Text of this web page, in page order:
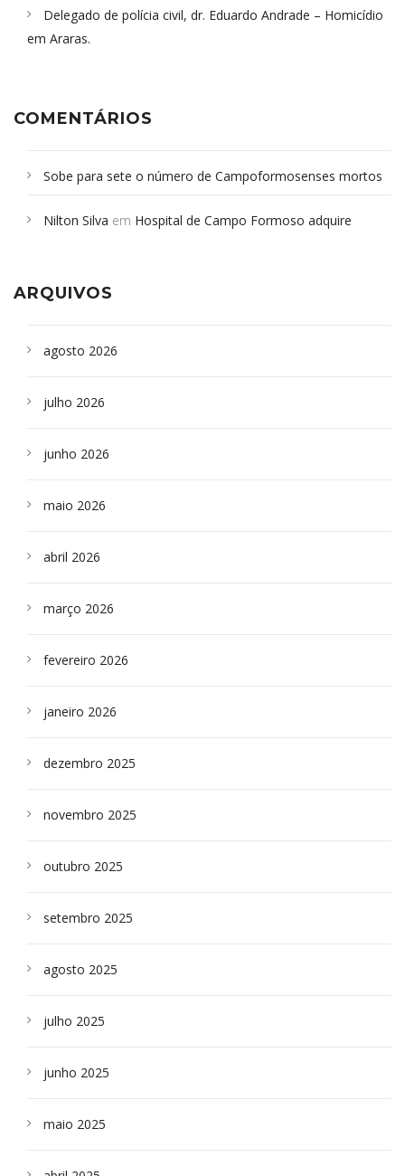
Delegado de polícia civil, dr. Eduardo Andrade – Homicídio
em Araras.
COMENTÁRIOS
Sobe para sete o número de Campoformosenses mortos
Campoformosenses que morreram em desabamentos são
Nilton Silva em Hospital de Campo Formoso adquire
ARQUIVOS
agosto 2026
julho 2026
junho 2026
maio 2026
abril 2026
março 2026
fevereiro 2026
janeiro 2026
dezembro 2025
novembro 2025
outubro 2025
setembro 2025
agosto 2025
julho 2025
junho 2025
maio 2025